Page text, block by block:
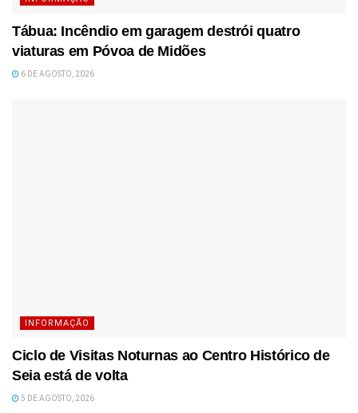
Tábua: Incêndio em garagem destrói quatro
viaturas em Póvoa de Midões
6 DE AGOSTO, 2026
INFORMAÇÃO
Ciclo de Visitas Noturnas ao Centro Histórico de
Seia está de volta
5 DE AGOSTO, 2026